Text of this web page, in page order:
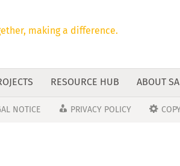
making a difference.
RESOURCE HUB ABOUT
NOTICE PRIVACY POLICY